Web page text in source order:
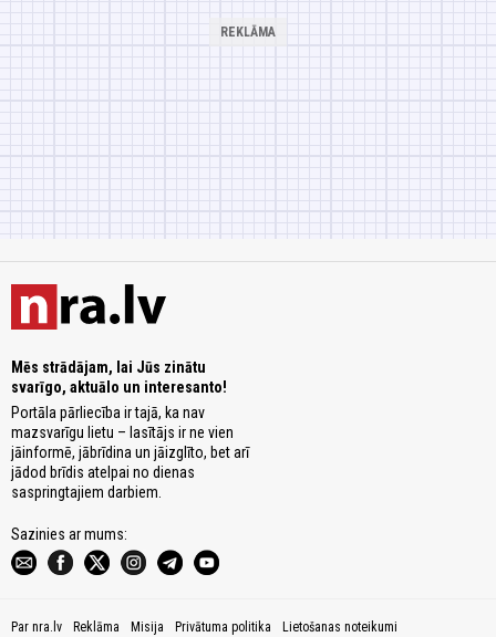
Mēs strādājam, lai Jūs zinātu
svarīgo, aktuālo un interesanto!
Portāla pārliecība ir tajā, ka nav
mazsvarīgu lietu – lasītājs ir ne vien
jāinformē, jābrīdina un jāizglīto, bet arī
jādod brīdis atelpai no dienas
saspringtajiem darbiem.
Sazinies ar mums:
Par nra.lv Reklāma Misija Privātuma politika Lietošanas noteikumi